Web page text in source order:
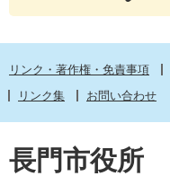
リンク・著作権・免責事項
リンク集
お問い合わせ
長門市役所